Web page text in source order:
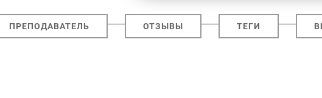
ПРЕПОДАВАТЕЛЬ ОТЗЫВЫ ТЕГИ